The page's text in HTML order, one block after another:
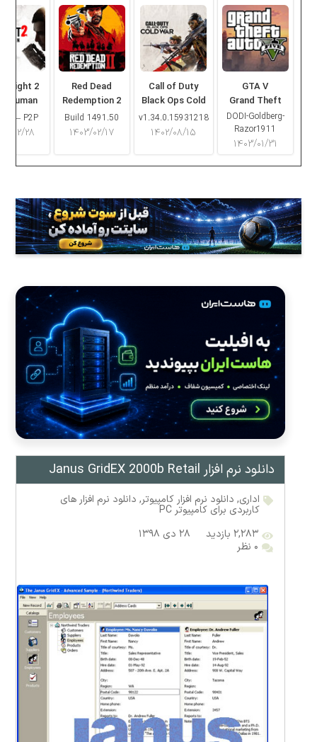
GTA V
Grand Theft
Auto V
DODI-Goldberg-
Razor1911
۱۴۰۳/۰۱/۳۱
Call of Duty
Black Ops Cold
War
v1.34.0.15931218
۱۴۰۲/۰۸/۱۵
Red Dead
Redemption 2
Build 1491.50
۱۴۰۳/۰۲/۱۷
Light 2
Human
– P2P
۱۴۰۳/
دانلود نرم افزار Janus GridEX 2000b Retail
اداری, دانلود نرم افزار کامپیوتر, دانلود نرم افزار های
کاربردی برای کامپیوتر PC
۲,۲۸۳ بازدید
۲۸ دی ۱۳۹۸
۰ نظر